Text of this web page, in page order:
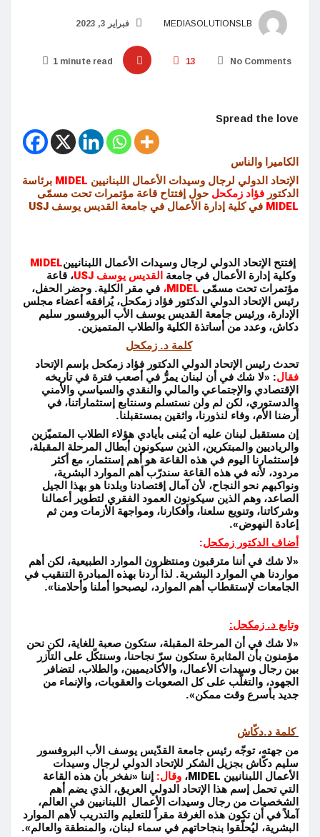
فبراير 3, 2023
No Comments
13
1 minute read
Spread the love
الكاميرا والناس
الإتحاد الدولي لرجال وسيدات الأعمال اللبنانيين MIDEL برئاسة
الدكتور فؤاد زمكحل حول إفتتاح قاعة مؤتمرات تحت مسمّى
MIDEL في كلية إدارة الأعمال في جامعة القديس يوسف USJ
إفتتح الإتحاد الدولي لرجال وسيدات الأعمال اللبنانيينMIDEL
وكلية إدارة الأعمال في جامعة القديس يوسف USJ، قاعة
مؤتمرات تحت مسمّى MIDEL، في مقر الكلية. وحضر الحفل،
رئيس الإتحاد الدولي الدكتور فؤاد زمكحل، يُرافقه أعضاء مجلس
الإدارة، ورئيس جامعة القديس يوسف الأب البروفسور سليم
دكاش، وعدد من أساتذة الكلية والطلاب المتميزين.
كلمة د. زمكحل
تحدث رئيس الإتحاد الدولي الدكتور فؤاد زمكحل بإسم الإتحاد
فقال: «لا شك في أن لبنان يمرُّ في أصعب فترة في تاريخه
الإقتصادي والإجتماعي والمالي والنقدي والسياسي والأمني
والدستوري، لكن لم ولن نستسلم وسنتابع إستثماراتنا، في
أرضنا الأم، وفاء لنذورنا، واثقين بمستقبلنا.
إن مستقبل لبنان عليه أن يُبنى بأيادي هؤلاء الطلاب المتميّزين
والرياديين والمبتكرين، الذين سيكونون أبطال المرحلة المقبلة،
فإستثمارنا اليوم في هذه القاعة هو أهم إستثمار، مع أكثر
مردود، لأنه في هذه القاعة سندرّب أهم الموارد البشرية،
ونواكبهم نحو النجاح، لأن آمال إقتصادنا وبلدنا هو بهذا الجيل
الصاعد، وهم الذين سيكونون العمود الفقري لتطوير أعمالنا
وشركاتنا، وتنويع سلعنا، وأفكارنا، ومواجهة الأزمات ومن ثم
إعادة النهوض».
أضاف الدكتور زمكحل:
«لا شك في أننا مترقبون ومنتظرون الموارد الطبيعية، لكن أهم
مواردنا هي الموارد البشرية. لذا أردنا بهذه المبادرة التنقيب في
الجامعات لإستقطاب أهم الموارد، ليصبحوا أملنا وأحلامنا».
وتابع د. زمكحل:
«لا شك في أن المرحلة المقبلة، ستكون صعبة للغاية، لكن نحن
مؤمنون بأن المثابرة ستكون سرّ نجاحنا، وسنتكّل على التآزر
بين رجال وسيدات الأعمال، والأكاديميين، والطلاب، لتضافر
الجهود، والتغلُّب على كل الصعوبات والعقوبات، والإنماء من
جديد بأسرع وقت ممكن».
كلمة د.دكّاش
من جهته، توجّه رئيس جامعة القدّيس يوسف الأب البروفسور
سليم دكّاش بجزيل الشكر للإتحاد الدولي لرجال وسيدات
الأعمال اللبنانيين MIDEL، وقال: إننا «نفخر بأن هذه القاعة
التي تحمل إسم هذا الإتحاد الدولي العريق، الذي يضم أهم
الشخصيات من رجال وسيدات الأعمال اللبنانيين في العالم،
آملاً في أن تكون هذه الغرفة مقراً للتعليم والتدريب لأهم الموارد
البشرية، ليُحلّقوا بنجاحاتهم في سماء لبنان، والمنطقة والعالم».